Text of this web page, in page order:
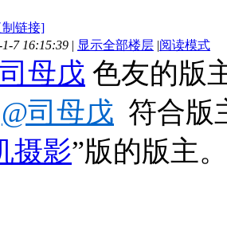
制链接]
7 16:15:39 | 显示全部楼层 |阅读模式
母戊 色友的版
@司母戊 符合版
摄影”版的版主。